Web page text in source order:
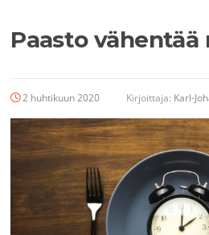
Paasto vähentää
2 huhtikuun 2020 Kirjoittaja: Karl-